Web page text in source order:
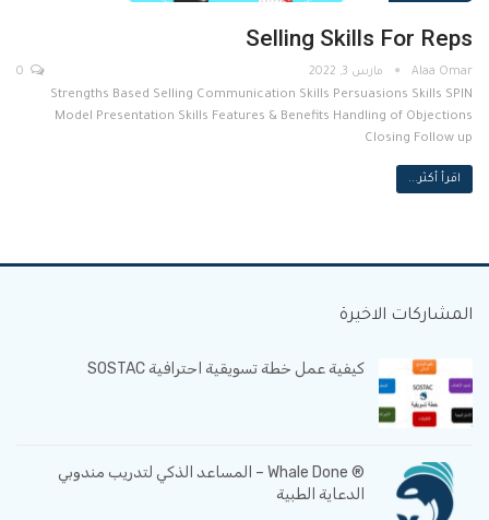
Selling Skills For Reps
مارس 3, 2022
Strengths Based Selling Communication Skills Persuasions Skills SPIN
Model Presentation Skills Features & Benefits Handling of Objections
Closing Follow up
اقرأ أكثر...
المشاركات الاخيرة
كيفية عمل خطة تسويقية احترافية SOSTAC
® Whale Done – المساعد الذكي لتدريب مندوبي
الدعاية الطبية